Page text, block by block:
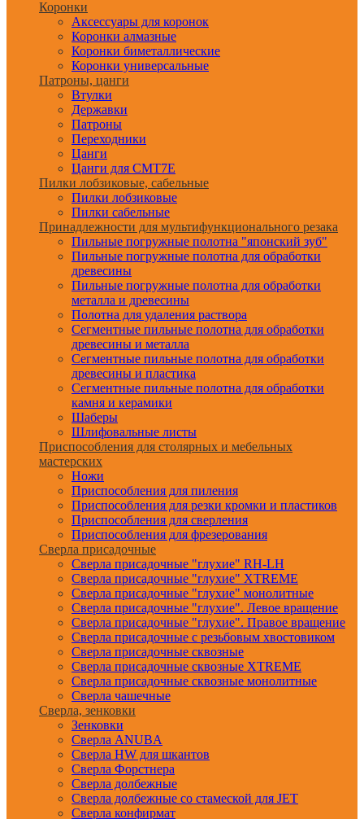
Коронки
Аксессуары для коронок
Коронки алмазные
Коронки биметаллические
Коронки универсальные
Патроны, цанги
Втулки
Державки
Патроны
Переходники
Цанги
Цанги для CMT7E
Пилки лобзиковые, сабельные
Пилки лобзиковые
Пилки сабельные
Принадлежности для мультифункционального резака
Пильные погружные полотна "японский зуб"
Пильные погружные полотна для обработки
древесины
Пильные погружные полотна для обработки
металла и древесины
Полотна для удаления раствора
Сегментные пильные полотна для обработки
древесины и металла
Сегментные пильные полотна для обработки
древесины и пластика
Сегментные пильные полотна для обработки
камня и керамики
Шаберы
Шлифовальные листы
Приспособления для столярных и мебельных
мастерских
Ножи
Приспособления для пиления
Приспособления для резки кромки и пластиков
Приспособления для сверления
Приспособления для фрезерования
Сверла присадочные
Сверла присадочные "глухие" RH-LH
Сверла присадочные "глухие" XTREME
Сверла присадочные "глухие" монолитные
Сверла присадочные "глухие". Левое вращение
Сверла присадочные "глухие". Правое вращение
Сверла присадочные с резьбовым хвостовиком
Сверла присадочные сквозные
Сверла присадочные сквозные XTREME
Сверла присадочные сквозные монолитные
Сверла чашечные
Сверла, зенковки
Зенковки
Сверла ANUBA
Сверла HW для шкантов
Сверла Форстнера
Сверла долбежные
Сверла долбежные со стамеской для JET
Сверла конфирмат